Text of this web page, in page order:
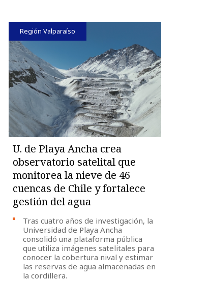
Región Valparaíso
U. de Playa Ancha crea
observatorio satelital que
monitorea la nieve de 46
cuencas de Chile y fortalece
gestión del agua
Tras cuatro años de investigación, la
Universidad de Playa Ancha
consolidó una plataforma pública
que utiliza imágenes satelitales para
conocer la cobertura nival y estimar
las reservas de agua almacenadas en
la cordillera.